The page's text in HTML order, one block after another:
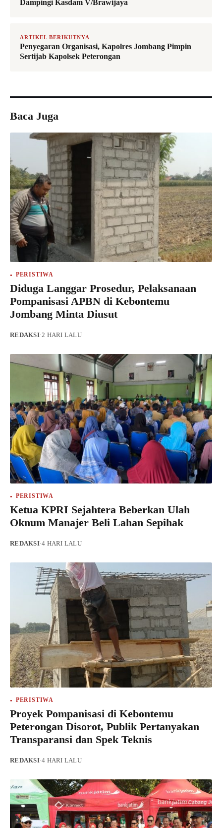
Dampingi Kasdam V/Brawijaya
ARTIKEL BERIKUTNYA
Penyegaran Organisasi, Kapolres Jombang Pimpin
Sertijab Kapolsek Peterongan
Baca Juga
PERISTIWA
Diduga Langgar Prosedur, Pelaksanaan
Pompanisasi APBN di Kebontemu
Jombang Minta Diusut
REDAKSI·2 HARI LALU
PERISTIWA
Ketua KPRI Sejahtera Beberkan Ulah
Oknum Manajer Beli Lahan Sepihak
REDAKSI·4 HARI LALU
PERISTIWA
Proyek Pompanisasi di Kebontemu
Peterongan Disorot, Publik Pertanyakan
Transparansi dan Spek Teknis
REDAKSI·4 HARI LALU